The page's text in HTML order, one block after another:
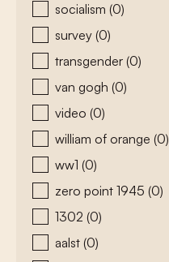
socialism (0)
survey (0)
transgender (0)
van gogh (0)
video (0)
william of orange (0)
ww1 (0)
zero point 1945 (0)
1302 (0)
aalst (0)